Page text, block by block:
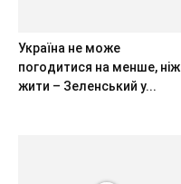
Україна не може
погодитися на менше, ніж
жити – Зеленський у...